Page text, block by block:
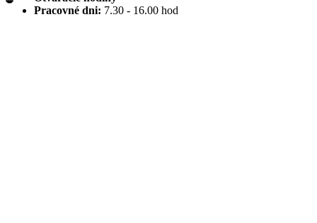
Pracovné dni: 7.30 - 16.00 hod